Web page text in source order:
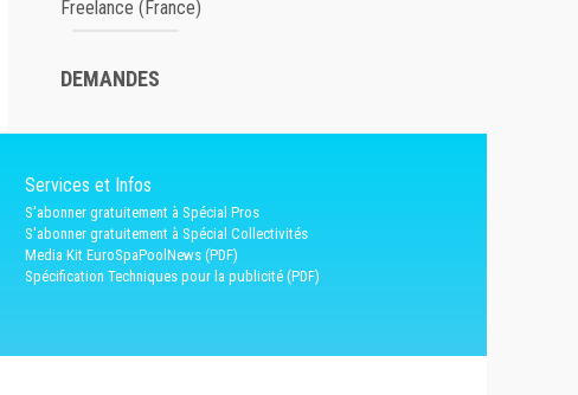
Freelance (France)
DEMANDES
Services et Infos
S'abonner gratuitement à Spécial Pros
S'abonner gratuitement à Spécial Collectivités
Media Kit EuroSpaPoolNews (PDF)
Spécification Techniques pour la publicité (PDF)